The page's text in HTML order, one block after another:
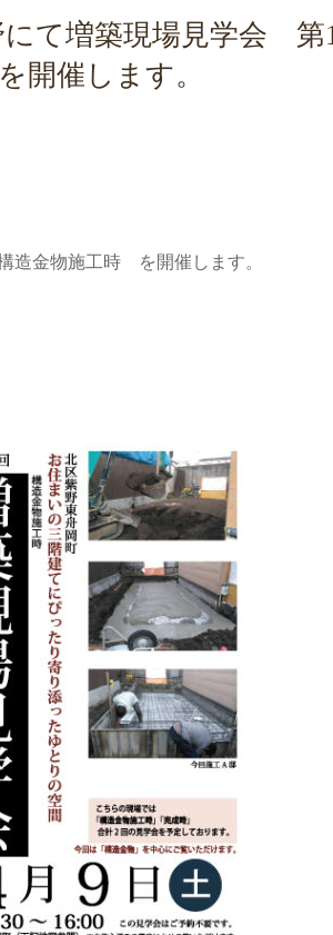
て増築現場見学会 第
催します。
金物施工時 を開催します。